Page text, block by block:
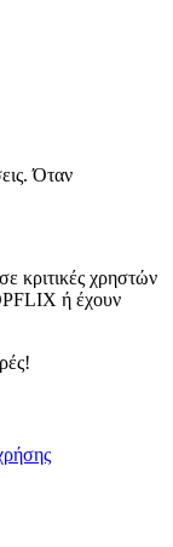
Όταν
κριτικές χρηστών
ή έχουν